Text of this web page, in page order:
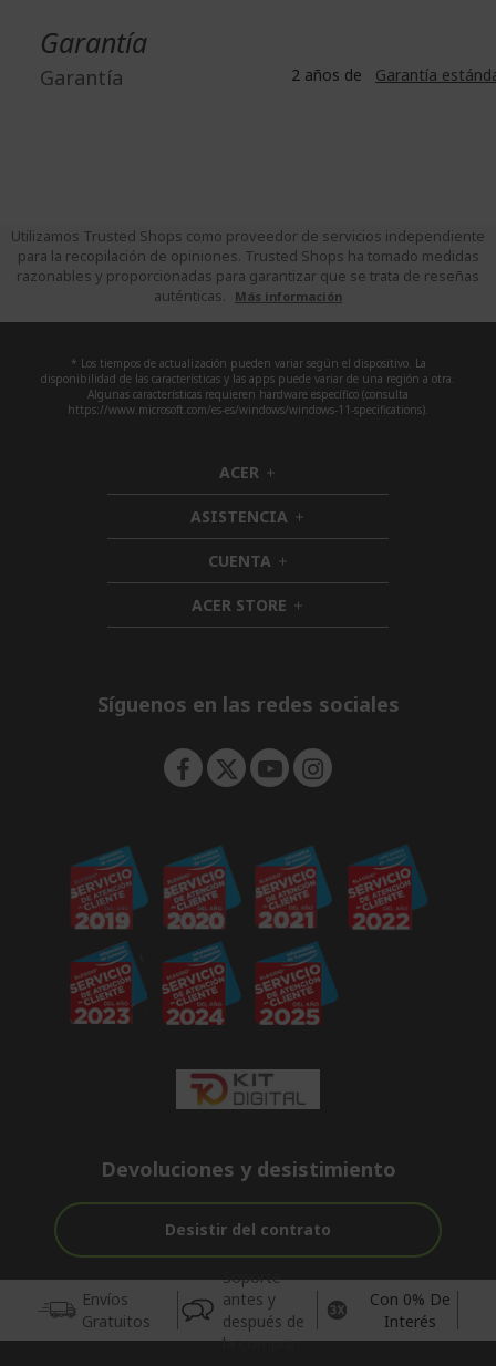
Garantía
Garantía 2 años de Garantía
Utilizamos Trusted Shops como proveedor de servicios independiente
para la recopilación de opiniones. Trusted Shops ha tomado medidas
razonables y proporcionadas para garantizar que se trata de reseñas
auténticas.
Más información
* Los tiempos de actualización pueden variar según el dispositivo. La
disponibilidad de las características y las apps puede variar de una región a otra.
Algunas características requieren hardware específico (consulta
https://www.microsoft.com/es-es/windows/windows-11-specifications).
ACER h
i
d
d
e
n
ASISTENCIA h
i
d
e
n
CUENTA h
i
d
d
ACER STORE h
i
e
Síguenos en las redes sociales
Devoluciones y desistimiento
Desistir del contrato
Envíos
Gratuitos
Soporte
antes y
después de
la compra
Con 0% De
Interés